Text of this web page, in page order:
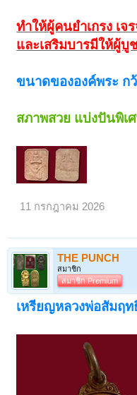
ทำให้ผู้คนยำเกรง เจ
และเสริมบารมีให้ผู้บู
ขนาดขององค์พระ ก
สภาพสวย แบ่งปันพิเ
11 กรกฎาคม 2026
THE PUNCH
สมาชิก
สมาชิก Premium
เหรียญหลวงพ่อสัมฤ